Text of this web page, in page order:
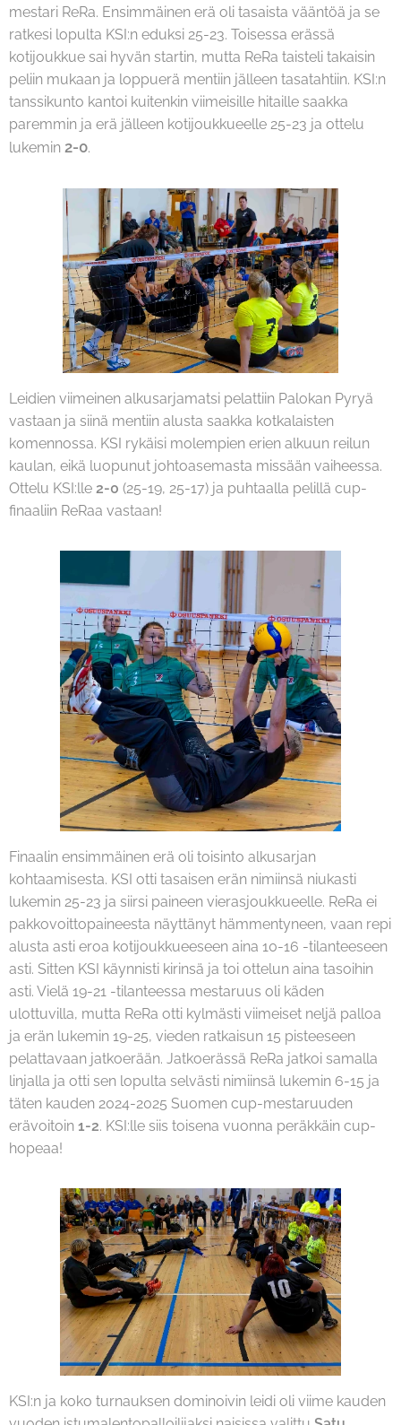
mestari ReRa. Ensimmäinen erä oli tasaista vääntöä ja se
ratkesi lopulta KSI:n eduksi 25-23. Toisessa erässä
kotijoukkue sai hyvän startin, mutta ReRa taisteli takaisin
peliin mukaan ja loppuerä mentiin jälleen tasatahtiin. KSI:n
tanssikunto kantoi kuitenkin viimeisille hitaille saakka
paremmin ja erä jälleen kotijoukkueelle 25-23 ja ottelu
lukemin 2-0.
Leidien viimeinen alkusarjamatsi pelattiin Palokan Pyryä
vastaan ja siinä mentiin alusta saakka kotkalaisten
komennossa. KSI rykäisi molempien erien alkuun reilun
kaulan, eikä luopunut johtoasemasta missään vaiheessa.
Ottelu KSI:lle 2-0 (25-19, 25-17) ja puhtaalla pelillä cup-
finaaliin ReRaa vastaan!
Finaalin ensimmäinen erä oli toisinto alkusarjan
kohtaamisesta. KSI otti tasaisen erän nimiinsä niukasti
lukemin 25-23 ja siirsi paineen vierasjoukkueelle. ReRa ei
pakkovoittopaineesta näyttänyt hämmentyneen, vaan repi
alusta asti eroa kotijoukkueeseen aina 10-16 -tilanteeseen
asti. Sitten KSI käynnisti kirinsä ja toi ottelun aina tasoihin
asti. Vielä 19-21 -tilanteessa mestaruus oli käden
ulottuvilla, mutta ReRa otti kylmästi viimeiset neljä palloa
ja erän lukemin 19-25, vieden ratkaisun 15 pisteeseen
pelattavaan jatkoerään. Jatkoerässä ReRa jatkoi samalla
linjalla ja otti sen lopulta selvästi nimiinsä lukemin 6-15 ja
täten kauden 2024-2025 Suomen cup-mestaruuden
erävoitoin 1-2. KSI:lle siis toisena vuonna peräkkäin cup-
hopeaa!
KSI:n ja koko turnauksen dominoivin leidi oli viime kauden